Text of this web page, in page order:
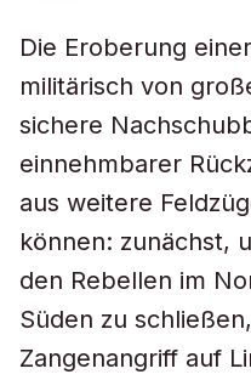
Die Eroberung
militärisch von
sichere
einnehmbarer
aus weitere
können: zunächst,
den Rebellen im
Süden zu
Zangenangriff auf